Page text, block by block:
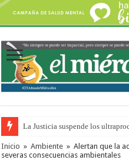
La Justicia suspende los
Inicio » Ambiente » Alertan que la
severas consecuencias ambientales